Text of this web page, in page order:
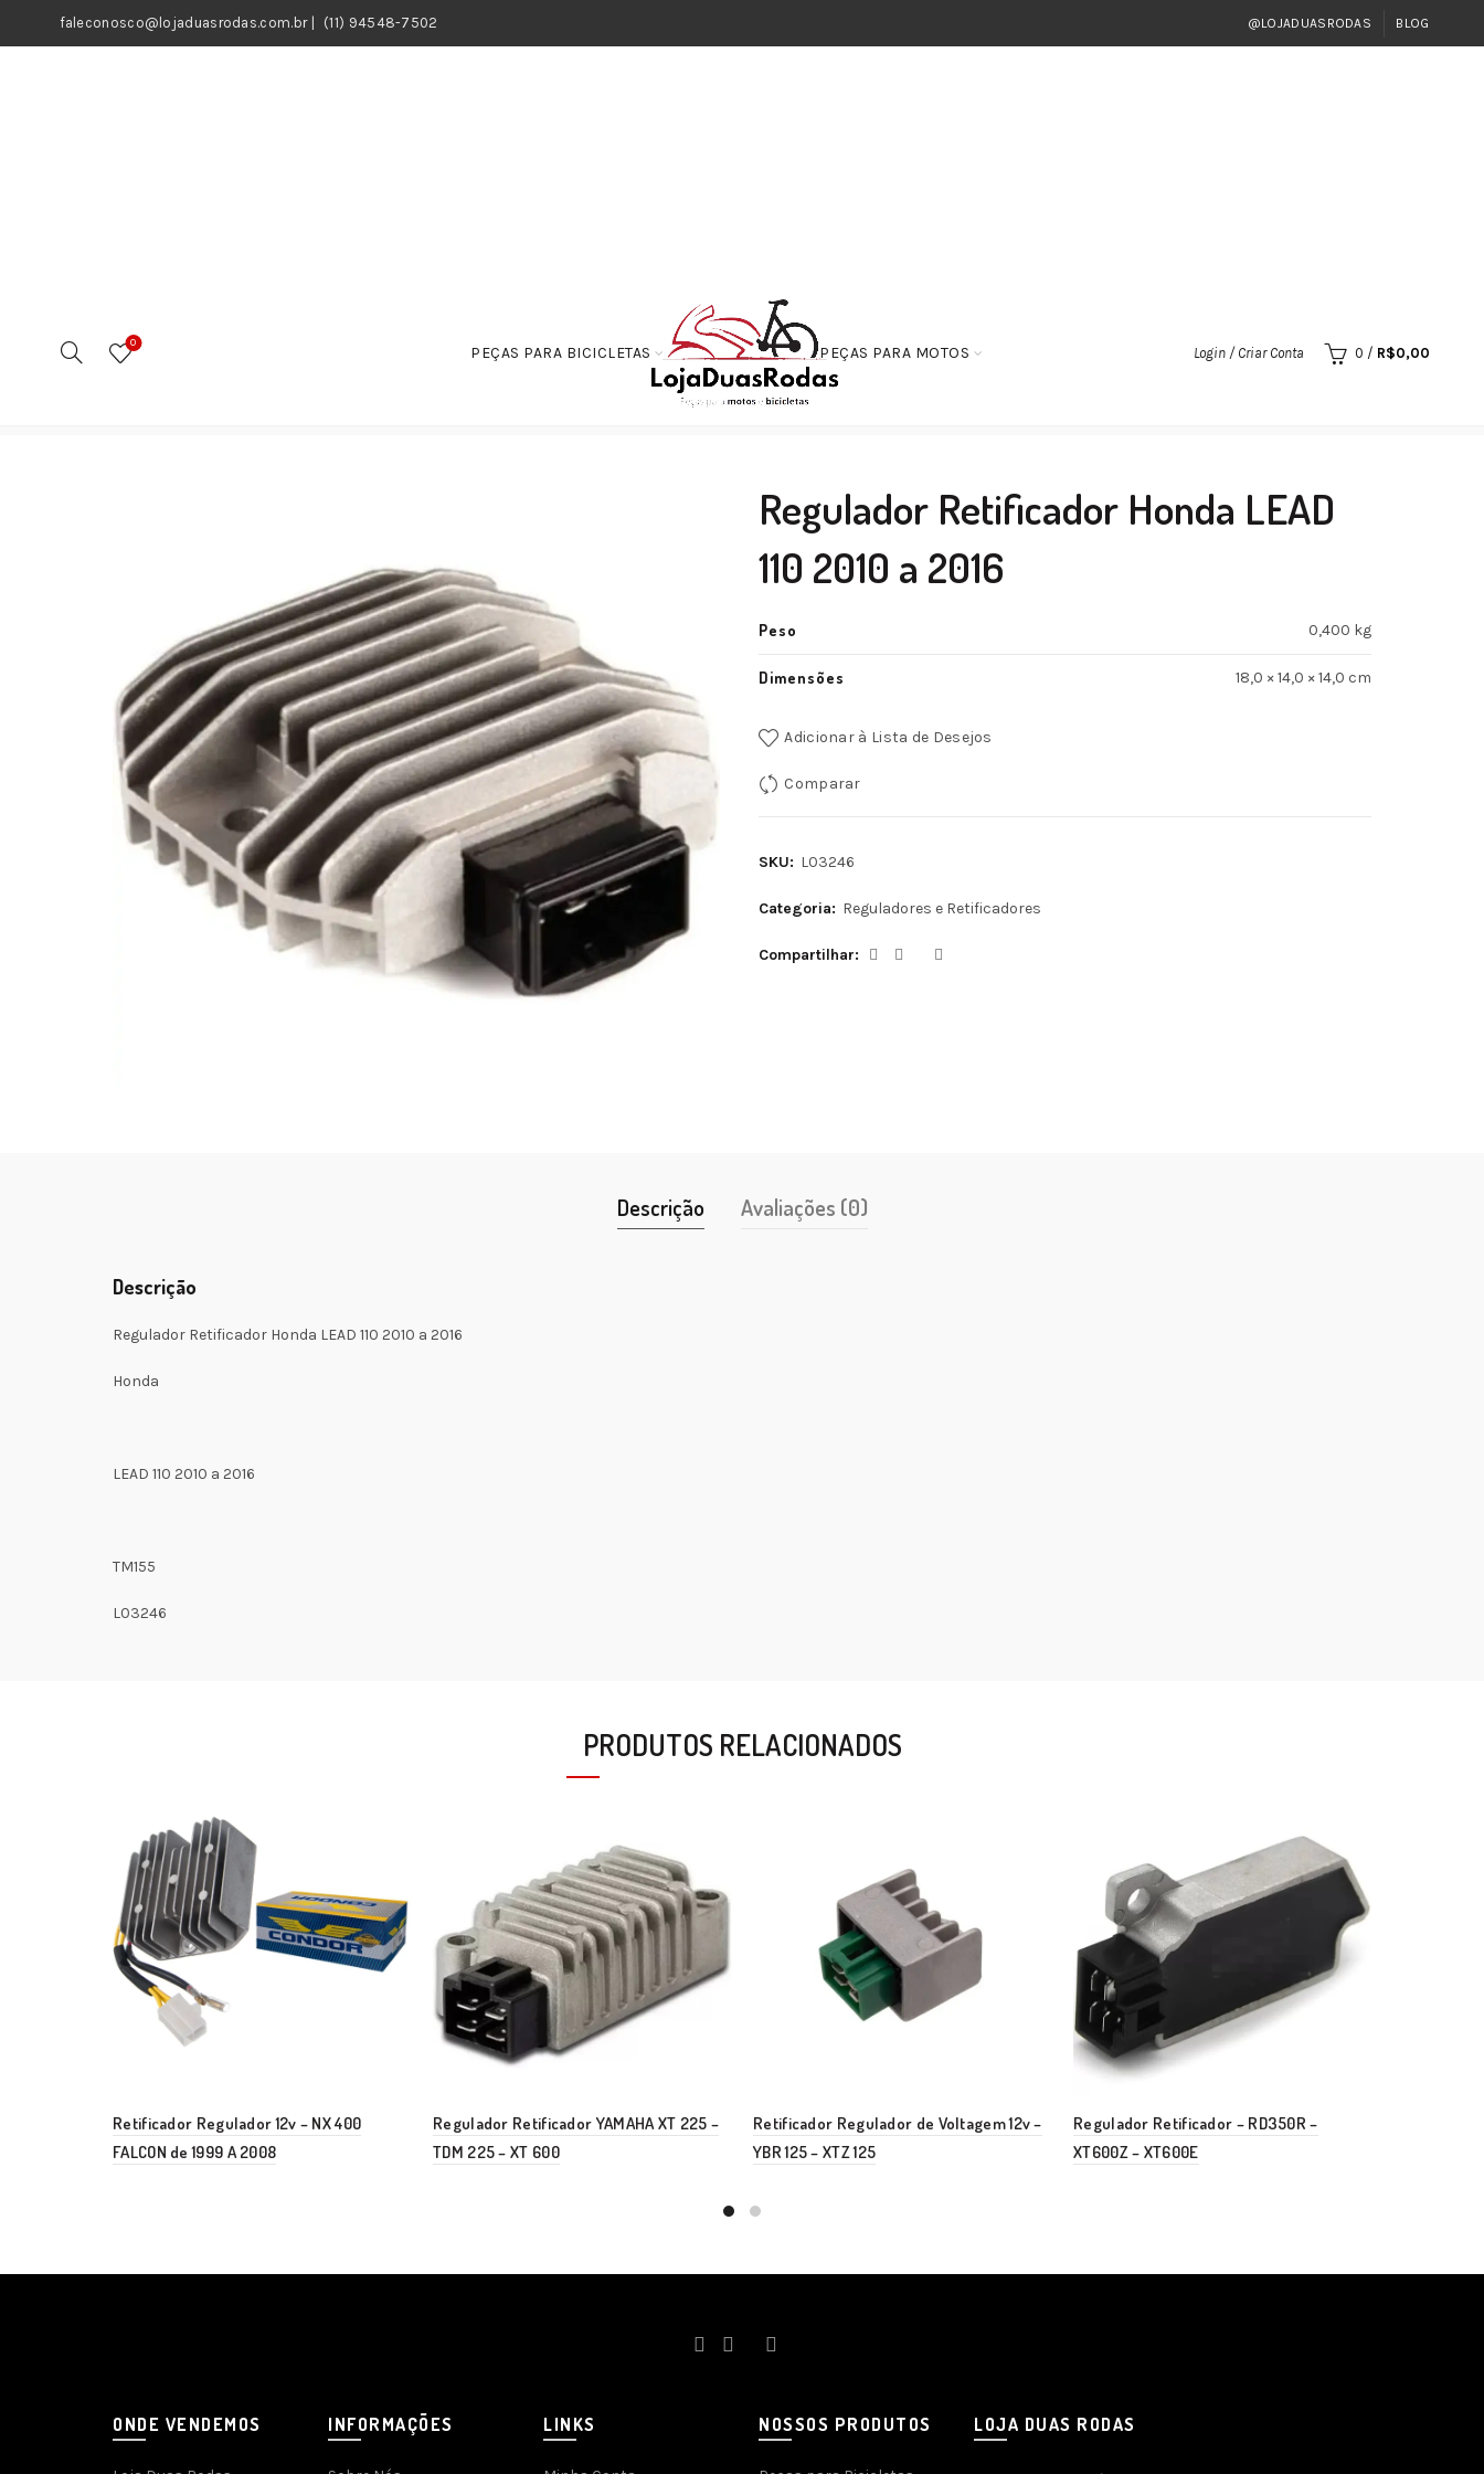
faleconosco@lojaduasrodas.com.br| (11) 94548-7502 @LOJADUASRODAS BLOG
0
PEÇAS PARA BICICLETAS PEÇAS PARA MOTOS Login / Criar Conta 0 / R$0,00
Regulador Retificador Honda LEAD 110 2010 a 2016
Regulador Retificador Honda LEAD
110 2010 a 2016
Peso 0,400 kg
Dimensões 18,0 × 14,0 × 14,0 cm
Adicionar à Lista de Desejos
Comparar
SKU: L03246
Categoria: Reguladores e Retificadores
Compartilhar
Descrição Avaliações (0)
Descrição
Regulador Retificador Honda LEAD 110 2010 a 2016
Honda
LEAD 110 2010 a 2016
TM155
L03246
PRODUTOS RELACIONADOS
Retificador Regulador 12v – NX 400
FALCON de 1999 A 2008
Regulador Retificador YAMAHA XT 225 –
TDM 225 – XT 600
Retificador Regulador de Voltagem 12v –
YBR 125 – XTZ 125
Regulador Retificador – RD350R –
XT600Z – XT600E
ONDE VENDEMOS INFORMAÇÕES LINKS NOSSOS PRODUTOS LOJA DUAS RODAS